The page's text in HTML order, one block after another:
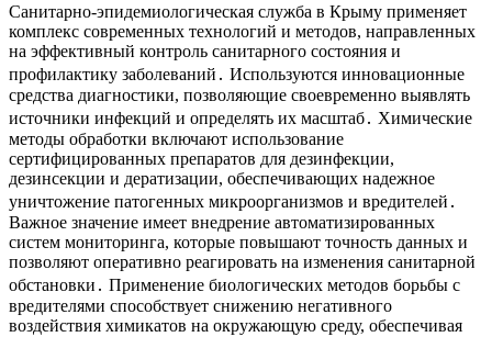
Санитарно-эпидемиологическая служба в Крыму применяет
комплекс современных технологий и методов, направленных
на эффективный контроль санитарного состояния и
профилактику заболеваний․ Используются инновационные
средства диагностики, позволяющие своевременно выявлять
источники инфекций и определять их масштаб․ Химические
методы обработки включают использование
сертифицированных препаратов для дезинфекции,
дезинсекции и дератизации, обеспечивающих надежное
уничтожение патогенных микроорганизмов и вредителей․
Важное значение имеет внедрение автоматизированных
систем мониторинга, которые повышают точность данных и
позволяют оперативно реагировать на изменения санитарной
обстановки․ Применение биологических методов борьбы с
вредителями способствует снижению негативного
воздействия химикатов на окружающую среду, обеспечивая